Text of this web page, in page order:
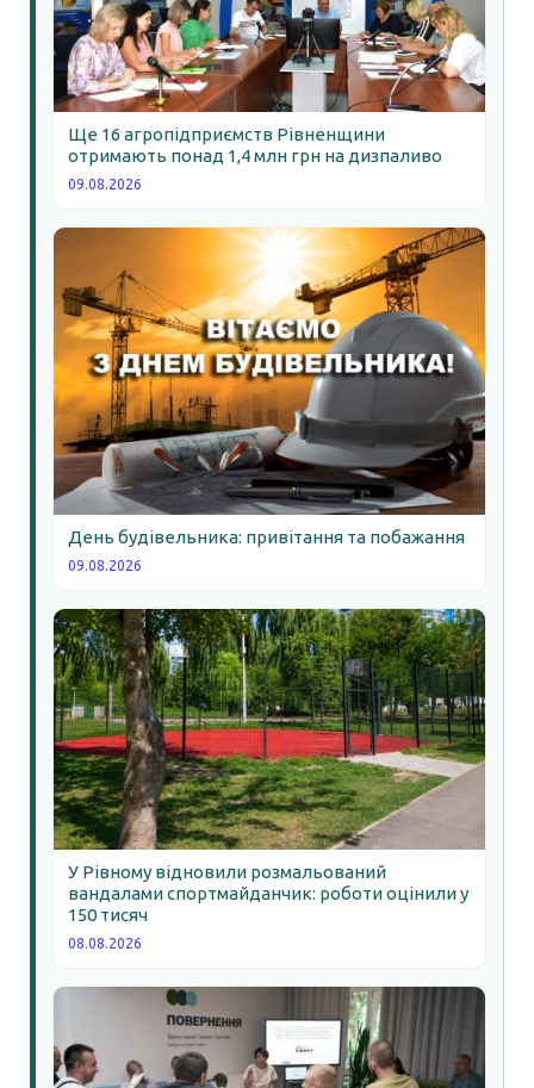
Ще 16 агропідприємств Рівненщини
отримають понад 1,4 млн грн на дизпаливо
09.08.2026
День будівельника: привітання та побажання
09.08.2026
У Рівному відновили розмальований
вандалами спортмайданчик: роботи оцінили у
150 тисяч
08.08.2026